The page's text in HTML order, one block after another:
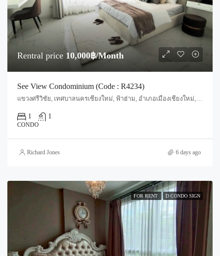
Rentral price 10,000฿/Month
See View Condominium (Code : R4234)
1 1
CONDO
Richard Jones 6 days ago
FOR RENT D CONDO SIGN